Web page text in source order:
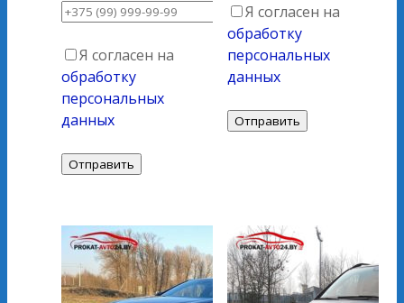
Я согласен на
обработку
персональных
данных
Я согласен на
обработку
персональных
данных